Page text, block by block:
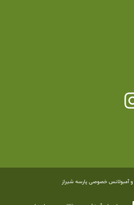
و آمبولانس خصوصی پارسه شیراز